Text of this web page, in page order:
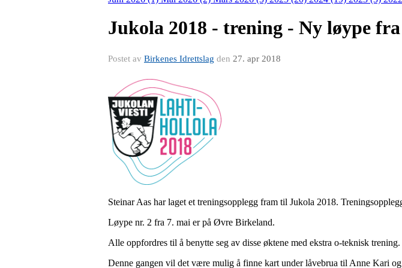
Jukola 2018 - trening - Ny løype
Postet av Birkenes Idrettslag den 27. apr 2018
Steinar Aas har laget et treningsopplegg fram til Jukola 2018.
Løype nr. 2 fra 7. mai er på Øvre Birkeland.
Alle oppfordres til å benytte seg av disse øktene med ekstra o-teknisk
Denne gangen vil det være mulig å finne kart under låvebrua til Anne Kari